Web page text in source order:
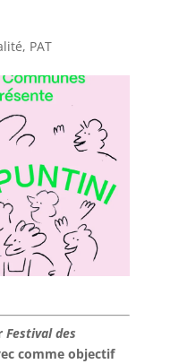
, PAT
Festival des
comme objectif